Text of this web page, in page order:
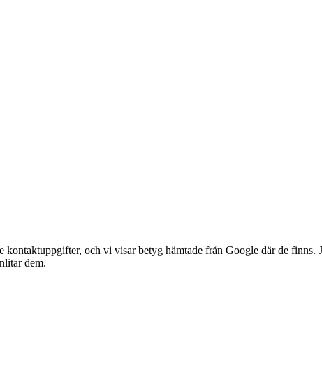
kontaktuppgifter, och vi visar betyg hämtade från Google där de
dem.